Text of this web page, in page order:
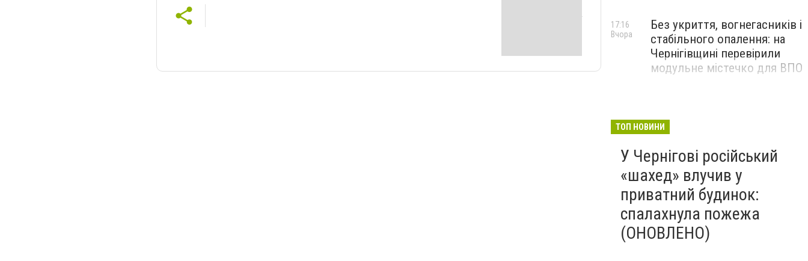
Без укриття, вогнегасників і
стабільного опалення: на
Чернігівщині перевірили
модульне містечко для ВПО
17:16
Вчора
ТОП НОВИНИ
У Чернігові російський
«шахед» влучив у
приватний будинок:
спалахнула пожежа
(ОНОВЛЕНО)